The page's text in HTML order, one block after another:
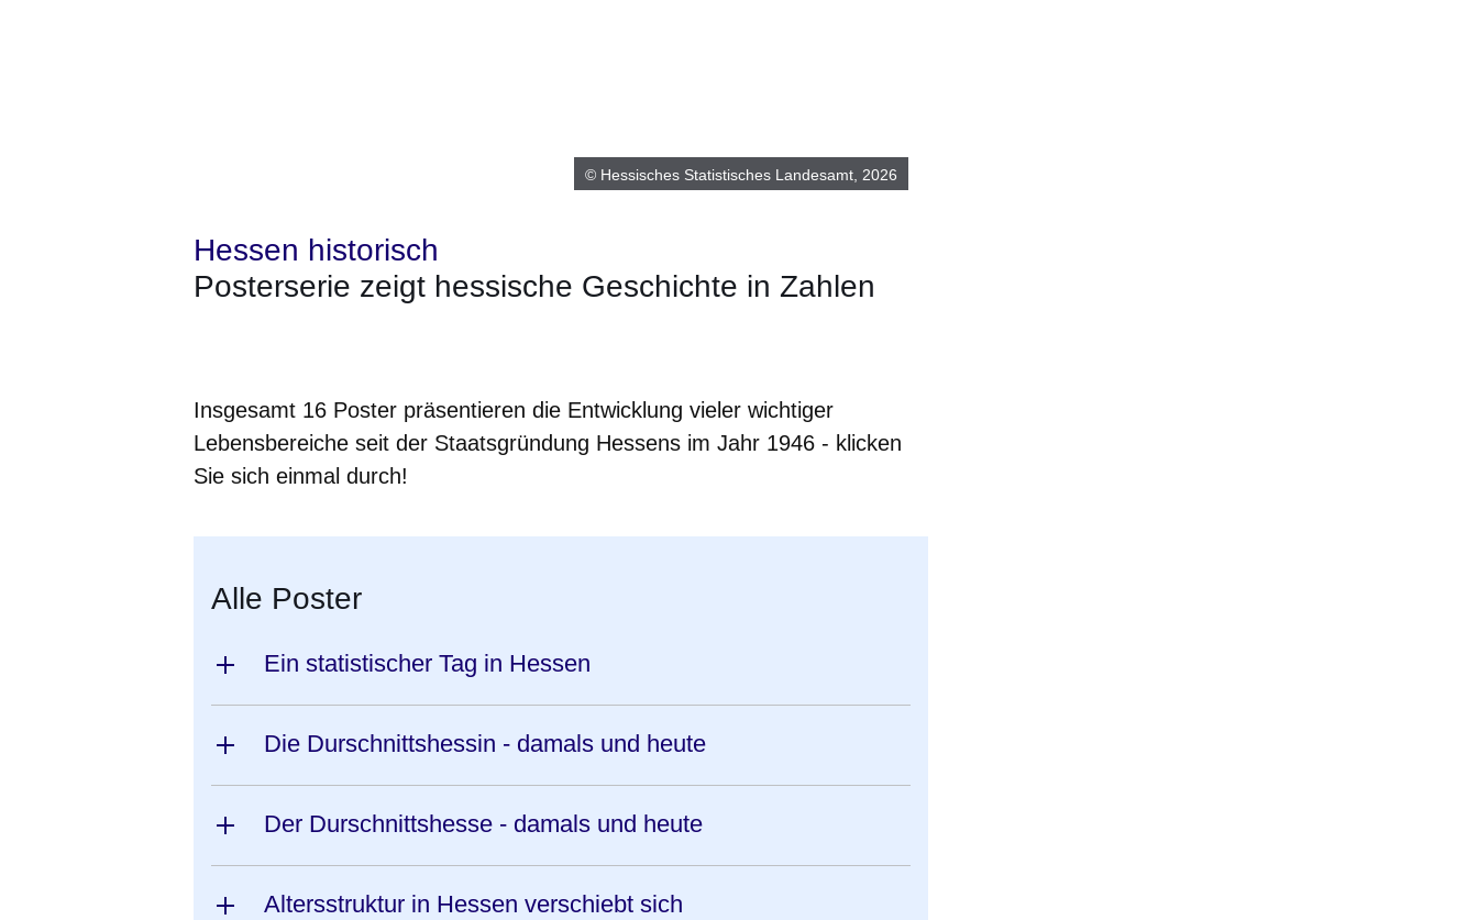
© Hessisches Statistisches Landesamt, 2026
Hessen historisch
Posterserie zeigt hessische Geschichte in Zahlen
Insgesamt 16 Poster präsentieren die Entwicklung vieler wichtiger
Lebensbereiche seit der Staatsgründung Hessens im Jahr 1946 - klicken
Sie sich einmal durch!
Alle Poster
Ein statistischer Tag in Hessen
Die Durschnittshessin - damals und heute
Der Durschnittshesse - damals und heute
Altersstruktur in Hessen verschiebt sich